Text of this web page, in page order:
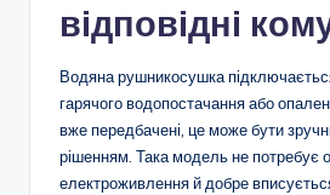
відповідні
Водяна рушникосушка
гарячого водопостачання або
вже передбачені, це може бути
рішенням. Така модель не потребує
електроживлення й добре